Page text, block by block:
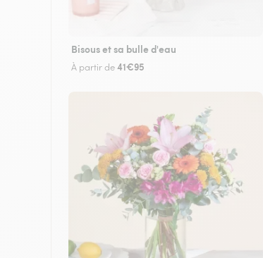
Bisous et sa bulle d'eau
À partir de41€95